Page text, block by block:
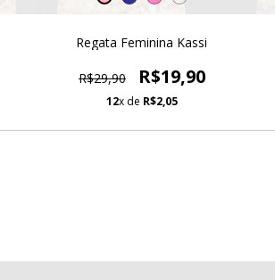
Regata Feminina Kassi
R$29,90 R$19,90
12x de R$2,05